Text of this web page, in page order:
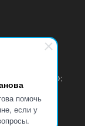
помочь
если у
и